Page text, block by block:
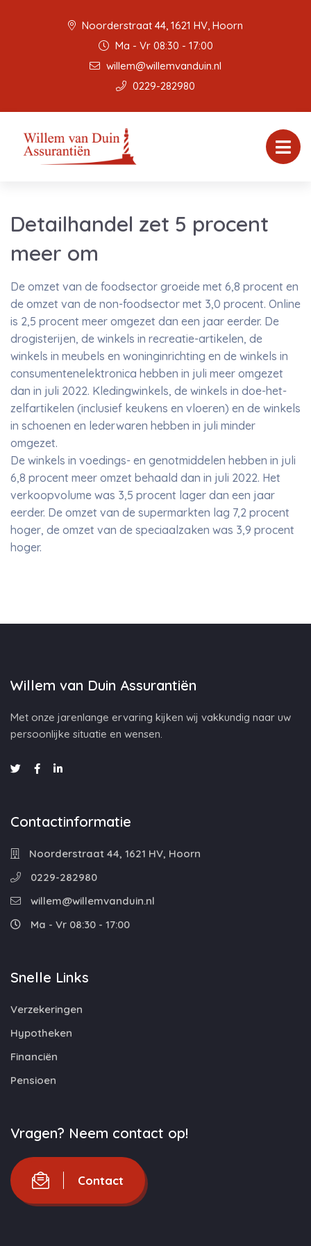
Noorderstraat 44, 1621 HV, Hoorn
Ma - Vr 08:30 - 17:00
willem@willemvanduin.nl
0229-282980
Detailhandel zet 5 procent
meer om
De omzet van de foodsector groeide met 6,8 procent en
de omzet van de non-foodsector met 3,0 procent. Online
is 2,5 procent meer omgezet dan een jaar eerder. De
drogisterijen, de winkels in recreatie-artikelen, de
winkels in meubels en woninginrichting en de winkels in
consumentenelektronica hebben in juli meer omgezet
dan in juli 2022. Kledingwinkels, de winkels in doe-het-
zelfartikelen (inclusief keukens en vloeren) en de winkels
in schoenen en lederwaren hebben in juli minder
omgezet.
De winkels in voedings- en genotmiddelen hebben in juli
6,8 procent meer omzet behaald dan in juli 2022. Het
verkoopvolume was 3,5 procent lager dan een jaar
eerder. De omzet van de supermarkten lag 7,2 procent
hoger, de omzet van de speciaalzaken was 3,9 procent
hoger.
Willem van Duin Assurantiën
Met onze jarenlange ervaring kijken wij vakkundig naar uw
persoonlijke situatie en wensen.
Contactinformatie
Noorderstraat 44, 1621 HV, Hoorn
0229-282980
willem@willemvanduin.nl
Ma - Vr 08:30 - 17:00
Snelle Links
Verzekeringen
Hypotheken
Financiën
Pensioen
Vragen? Neem contact op!
Contact